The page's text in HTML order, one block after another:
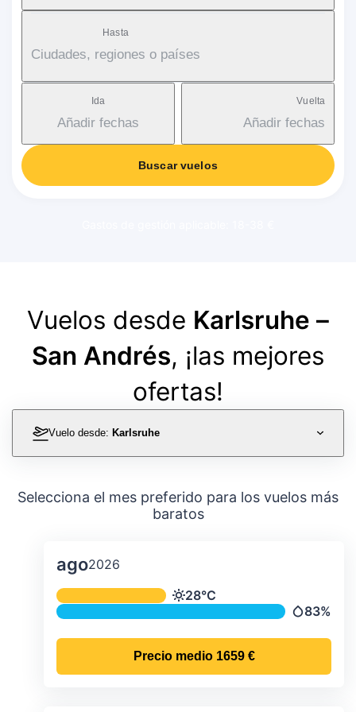
Hasta
Ciudades, regiones o países
Ida
Añadir fechas
Vuelta
Añadir fechas
Buscar vuelos
Vuelos desde Karlsruhe –
San Andrés, ¡las mejores
ofertas!
Vuelo desde: Karlsruhe
Selecciona el mes preferido para los vuelos más
baratos
ago2026
Temperatura y precipitación media
Temperatura
28°C
83%
Precio medio 1659 €